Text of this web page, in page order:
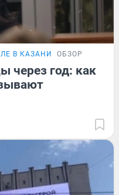
В КАЗАНИ ОБЗОР
через год: как